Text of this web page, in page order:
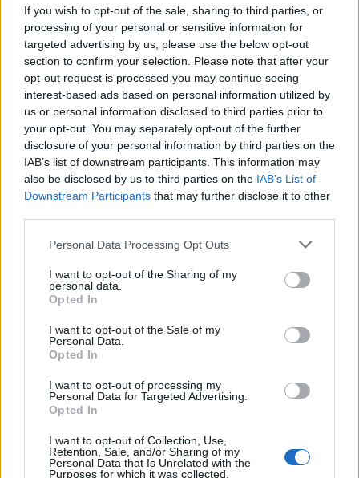
If you wish to opt-out of the sale, sharing to third parties, or
processing of your personal or sensitive information for
targeted advertising by us, please use the below opt-out
section to confirm your selection. Please note that after your
opt-out request is processed you may continue seeing
interest-based ads based on personal information utilized by
us or personal information disclosed to third parties prior to
your opt-out. You may separately opt-out of the further
disclosure of your personal information by third parties on the
IAB’s list of downstream participants. This information may
also be disclosed by us to third parties on the IAB’s List of
Downstream Participants that may further disclose it to other
Please note that this website/app uses one or more Google
not limited to your visit or usage behaviour. You may click to
grant or deny consent to Google and its third-party tags to
use your data for below specified purposes in below Google
consent section.
Personal Data Processing Opt Outs
I want to opt-out of the Sharing of my
personal data.
Opted In
I want to opt-out of the Sale of my
Personal Data.
Opted In
I want to opt-out of processing my
Personal Data for Targeted Advertising.
Opted In
I want to opt-out of Collection, Use,
Retention, Sale, and/or Sharing of my
Personal Data that Is Unrelated with the
Purposes for which it was collected.
hogyan és hova kell fúrni ahhoz, hogy alegjobb
hatástérjük el. Ha ezt az apró trükköt használva
fúrjuk fel, akkor egyszerre több problémát is
megoldunk optikailag:
1. A függönnyel remekülnövelhető a
belmagasságérzése.
2. Optikailagszélesebbnek látszódnakaz
ablakaink.